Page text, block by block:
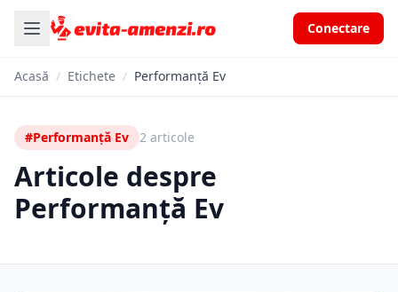
Conectare
Acasă / Etichete / Performanță Ev
#Performanță Ev 2 articole
Articole despre
Performanță Ev